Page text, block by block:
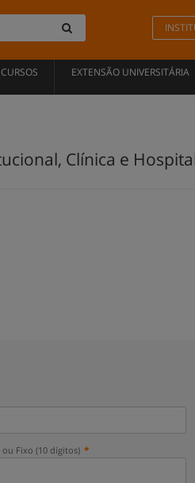
CURSOS EXTENSÃO UNIVERSITÁRIA
Clínica e
ou Fixo (10 dígitos)